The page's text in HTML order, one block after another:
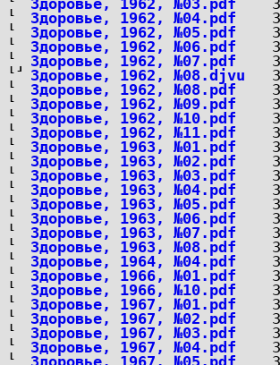
Здоровье, 1962, №03.pdf
Здоровье, 1962, №04.pdf
Здоровье, 1962, №05.pdf
Здоровье, 1962, №06.pdf
Здоровье, 1962, №07.pdf
Здоровье, 1962, №08.djvu
Здоровье, 1962, №08.pdf
Здоровье, 1962, №09.pdf
Здоровье, 1962, №10.pdf
Здоровье, 1962, №11.pdf
Здоровье, 1963, №01.pdf
Здоровье, 1963, №02.pdf
Здоровье, 1963, №03.pdf
Здоровье, 1963, №04.pdf
Здоровье, 1963, №05.pdf
Здоровье, 1963, №06.pdf
Здоровье, 1963, №07.pdf
Здоровье, 1963, №08.pdf
Здоровье, 1964, №04.pdf
Здоровье, 1966, №01.pdf
Здоровье, 1966, №10.pdf
Здоровье, 1967, №01.pdf
Здоровье, 1967, №02.pdf
Здоровье, 1967, №03.pdf
Здоровье, 1967, №04.pdf
Здоровье, 1967, №05.pdf